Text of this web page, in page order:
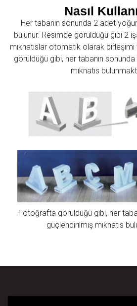
Nasıl
Her tabanın sonunda 2 adet
bulunur. Resimde görüldüğü gibi 2
mıknatıslar otomatik olarak
görüldüğü gibi, her tabanın
mıknatıs
Fotoğrafta görüldüğü gibi, her
güçlendirilmiş mıknatıs